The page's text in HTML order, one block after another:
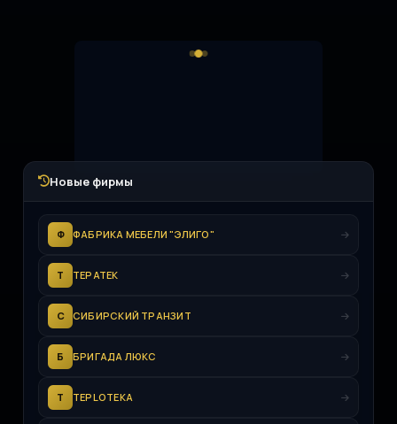
Новые фирмы
Ф ФАБРИКА МЕБЕЛИ "ЭЛИГО"
Т ТЕРАТЕК
С СИБИРСКИЙ ТРАНЗИТ
Б БРИГАДА ЛЮКС
T TEPLOTEKA